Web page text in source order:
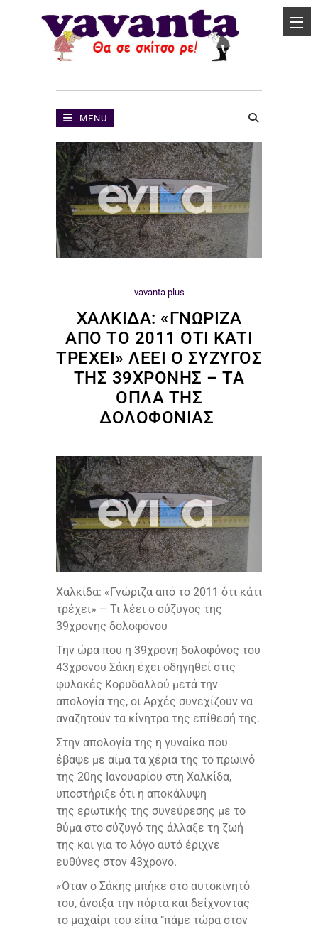
MENU
vavanta plus
ΧΑΛΚΊΔΑ: «ΓΝΏΡΙΖΑ
ΑΠΌ ΤΟ 2011 ΌΤΙ ΚΆΤΙ
ΤΡΈΧΕΙ» ΛΈΕΙ Ο ΣΎΖΥΓΟΣ
ΤΗΣ 39ΧΡΟΝΗΣ – ΤΑ
ΌΠΛΑ ΤΗΣ
ΔΟΛΟΦΟΝΊΑΣ
Χαλκίδα: «Γνώριζα από το 2011 ότι κάτι
τρέχει» – Τι λέει ο σύζυγος της
39χρονης δολοφόνου
Την ώρα που η 39χρονη δολοφόνος του
43χρονου Σάκη έχει οδηγηθεί στις
φυλακές Κορυδαλλού μετά την
απολογία της, οι Αρχές συνεχίζουν να
αναζητούν τα κίνητρα της επίθεσή της.
Στην απολογία της η γυναίκα που
έβαψε με αίμα τα χέρια της το πρωινό
της 20ης Ιανουαρίου στη Χαλκίδα,
υποστήριξε ότι η αποκάλυψη
της ερωτικής της συνεύρεσης με το
θύμα στο σύζυγό της άλλαξε τη ζωή
της και για το λόγο αυτό έριχνε
ευθύνες στον 43χρονο.
«Όταν ο Σάκης μπήκε στο αυτοκίνητό
του, άνοιξα την πόρτα και δείχνοντας
το μαχαίρι του είπα ‘‘πάμε τώρα στον